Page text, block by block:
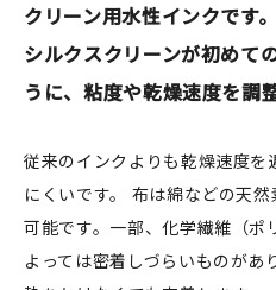
おすすめ特集
ギャラリー
おしらせ
クリーン用水性インクです。
シルクスクリーンが初めて
うに、粘度や乾燥速度を調
従来のインクよりも乾燥速度を
にくいです。 布は綿などの天
可能です。一部、化学繊維（ポ
よっては密着しづらいものがあ